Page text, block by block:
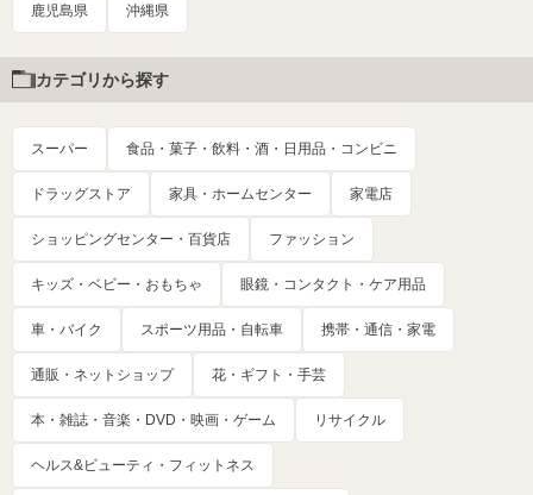
鹿児島県 沖縄県
カテゴリから探す
スーパー 食品・菓子・飲料・酒・日用品・コンビニ
ドラッグストア 家具・ホームセンター 家電店
ショッピングセンター・百貨店 ファッション
キッズ・ベビー・おもちゃ 眼鏡・コンタクト・ケア用品
車・バイク スポーツ用品・自転車 携帯・通信・家電
通販・ネットショップ 花・ギフト・手芸
本・雑誌・音楽・DVD・映画・ゲーム リサイクル
ヘルス&ビューティ・フィットネス